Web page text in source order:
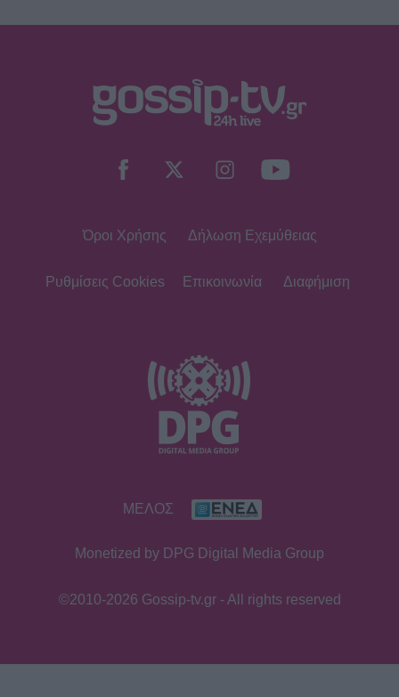
Όροι Χρήσης Δήλωση Εχεμύθειας
Ρυθμίσεις Cookies Επικοινωνία Διαφήμιση
ΜΕΛΟΣ
Monetized by DPG Digital Media Group
©2010-2026 Gossip-tv.gr - All rights reserved